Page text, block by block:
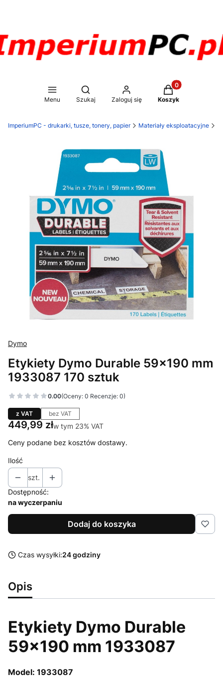
Menu
Otwórz wyszukiwarkę
Szukaj Zaloguj się
Produkty w
Koszyk
ImperiumPC - drukarki, tusze, tonery, papier Materiały eksploatacyjne
Dymo
Etykiety Dymo Durable 59x190 mm
1933087 170 sztuk
0.00(Oceny: 0 Recenzje: 0)
z VAT bez VAT
Cena
449,99 złw tym 23% VAT
w tym 23% VAT
Ceny podane bez kosztów dostawy.
Ilość
szt.
Dostępność:
na wyczerpaniu
Dodaj do koszyka
Czas wysyłki:24 godziny
Opis
Etykiety Dymo Durable
59x190 mm 1933087
Model: 1933087